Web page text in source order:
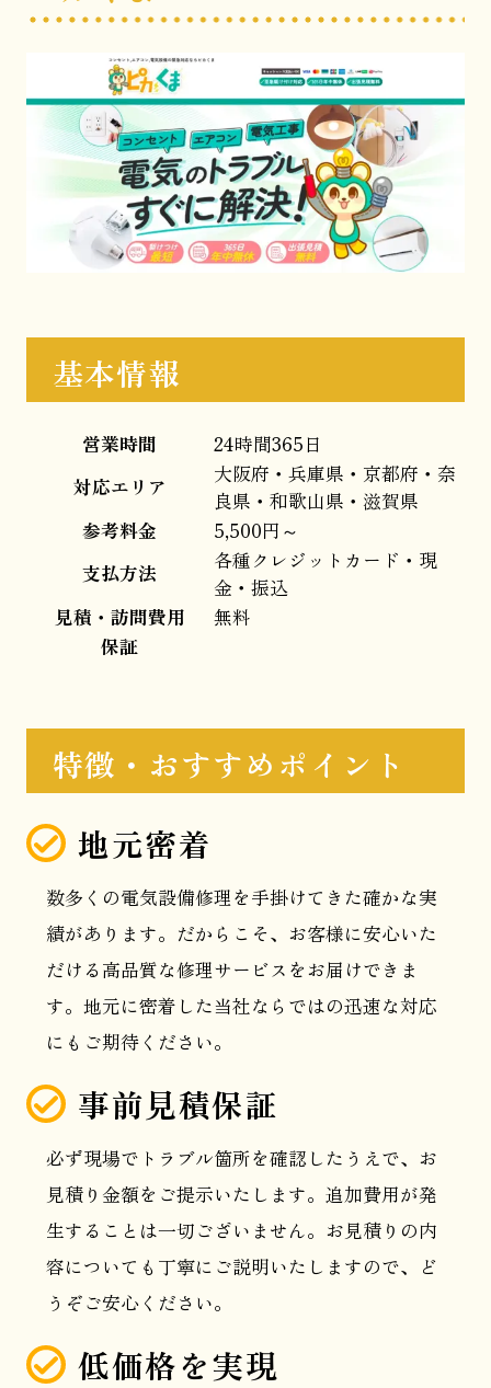
基本情報
営業時間
24時間365日
対応エリア
大阪府・兵庫県・京都府・奈
良県・和歌山県・滋賀県
参考料金
5,500円～
支払方法
各種クレジットカード・現
金・振込
見積・訪問費用
無料
保証
特徴・おすすめポイント
地元密着
数多くの電気設備修理を手掛けてきた確かな実
績があります。だからこそ、お客様に安心いた
だける高品質な修理サービスをお届けできま
す。地元に密着した当社ならではの迅速な対応
にもご期待ください。
事前見積保証
必ず現場でトラブル箇所を確認したうえで、お
見積り金額をご提示いたします。追加費用が発
生することは一切ございません。お見積りの内
容についても丁寧にご説明いたしますので、ど
うぞご安心ください。
低価格を実現